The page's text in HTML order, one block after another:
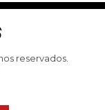
reservados.